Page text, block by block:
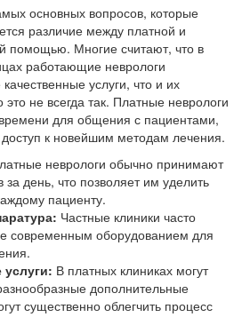
основных вопросов, которые
различие между платной и
помощью. Многие считают, что в
работающие неврологи
услуги, что и их
не всегда так. Платные неврологи
для общения с пациентами,
к новейшим методам лечения.
неврологи обычно принимают
день, что позволяет им уделить
пациенту.
Частные клиники часто
современным оборудованием для
В платных клиниках могут
дополнительные
существенно облегчить процесс